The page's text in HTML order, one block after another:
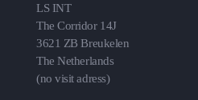
LS INT
The Corridor 14J
3621 ZB Breukelen
The Netherlands
(no visit adress)